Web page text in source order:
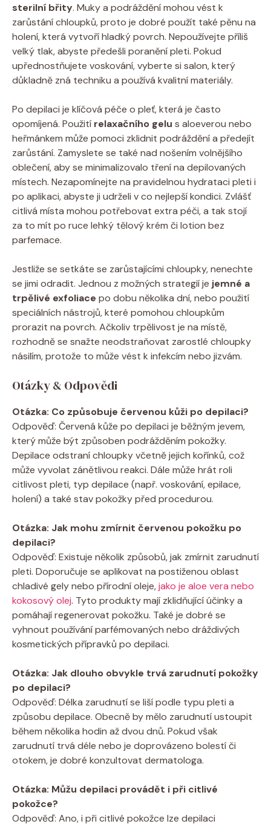
sterilní břity. Muky a podráždění mohou vést k
zarůstání chloupků, proto je dobré použít také pěnu na
holení, která vytvoří hladký povrch. Nepoužívejte příliš
velký tlak, abyste předešli poranění pleti. Pokud
upřednostňujete voskování, vyberte si salon, který
důkladně zná techniku a používá kvalitní materiály.
Po depilaci je klíčová péče o pleť, která je často
opomíjená. Použití relaxačního gelu s aloeverou nebo
heřmánkem může pomoci zklidnit podráždění a předejít
zarůstání. Zamyslete se také nad nošením volnějšího
oblečení, aby se minimalizovalo tření na depilovaných
místech. Nezapomínejte na pravidelnou hydrataci pleti i
po aplikaci, abyste ji udrželi v co nejlepší kondici. Zvlášť
citlivá místa mohou potřebovat extra péči, a tak stojí
za to mít po ruce lehký tělový krém či lotion bez
parfemace.
Jestliže se setkáte se zarůstajícími chloupky, nenechte
se jimi odradit. Jednou z možných strategií je jemné a
trpělivé exfoliace po dobu několika dní, nebo použití
speciálních nástrojů, které pomohou chloupkům
prorazit na povrch. Ačkoliv trpělivost je na místě,
rozhodně se snažte neodstraňovat zarostlé chloupky
násilím, protože to může vést k infekcím nebo jizvám.
Otázky & Odpovědi
Otázka: Co způsobuje červenou kůži po depilaci?
Odpověď: Červená kůže po depilaci je běžným jevem,
který může být způsoben podrážděním pokožky.
Depilace odstraní chloupky včetně jejich kořínků, což
může vyvolat zánětlivou reakci. Dále může hrát roli
citlivost pleti, typ depilace (např. voskování, epilace,
holení) a také stav pokožky před procedurou.
Otázka: Jak mohu zmírnit červenou pokožku po
depilaci?
Odpověď: Existuje několik způsobů, jak zmírnit zarudnutí
pleti. Doporučuje se aplikovat na postiženou oblast
chladivé gely nebo přírodní oleje,jako je aloe vera nebo
kokosový olej. Tyto produkty mají zklidňující účinky a
pomáhají regenerovat pokožku. Také je dobré se
vyhnout používání parfémovaných nebo dráždivých
kosmetických přípravků po depilaci.
Otázka: Jak dlouho obvykle trvá zarudnutí pokožky
po depilaci?
Odpověď: Délka zarudnutí se liší podle typu pleti a
způsobu depilace. Obecně by mělo zarudnutí ustoupit
během několika hodin až dvou dnů. Pokud však
zarudnutí trvá déle nebo je doprovázeno bolestí či
otokem, je dobré konzultovat dermatologa.
Otázka: Můžu depilaci provádět i při citlivé
pokožce?
Odpověď: Ano, i při citlivé pokožce lze depilaci